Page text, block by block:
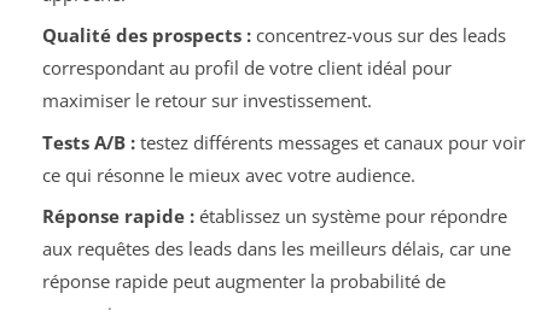
Qualité des prospects :concentrez-vous sur des leads
correspondant au profil de votre client idéal pour
maximiser le retour sur investissement.
Tests A/B :testez différents messages et canaux pour voir
ce qui résonne le mieux avec votre audience.
Réponse rapide :établissez un système pour répondre
aux requêtes des leads dans les meilleurs délais, car une
réponse rapide peut augmenter la probabilité de